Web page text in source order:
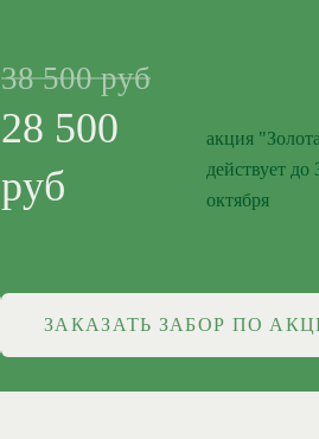
38 500 руб
28 500
руб
акция
действует до
октября
ЗАКАЗАТЬ ЗАБОР ПО